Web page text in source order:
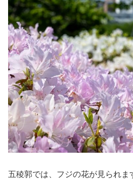
五稜郭では、フジの花が見られま